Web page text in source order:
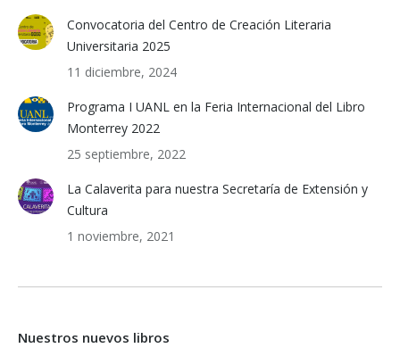
Convocatoria del Centro de Creación Literaria
Universitaria 2025
11 diciembre, 2024
Programa I UANL en la Feria Internacional del Libro
Monterrey 2022
25 septiembre, 2022
La Calaverita para nuestra Secretaría de Extensión y
Cultura
1 noviembre, 2021
Nuestros nuevos libros